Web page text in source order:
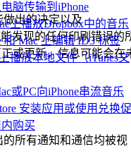
脑传输到iPhone
上播放Dropbox中的音乐
和 Mac 上编辑 ID3 标签
播放本地文件（iTunes文
或PC向iPhone串流音乐
安装应用或使用兑换
购买
做出的决定以及
能发现的任何印刷错误的
或更新，信息可能会在
所有通知和通信均被视